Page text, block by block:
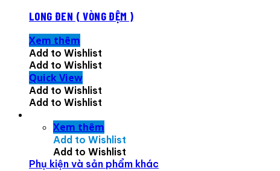
LONG ĐEN ( VÒNG ĐỆM )
Xem thêm
Add to Wishlist
Add to Wishlist
Quick View
Add to Wishlist
Add to Wishlist
Xem thêm
Add to Wishlist
Add to Wishlist
Phụ kiện và sản phẩm khác